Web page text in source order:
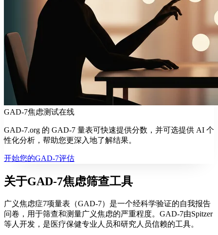
GAD-7焦虑测试在线
GAD-7.org 的 GAD-7 量表可快速提供分数，并可选提供 AI 个
性化分析，帮助您更深入地了解结果。
开始您的GAD-7评估
关于GAD-7焦虑筛查工具
广义焦虑症7项量表（GAD-7）是一个经科学验证的自我报告
问卷，用于筛查和测量广义焦虑的严重程度。GAD-7由Spitzer
等人开发，是医疗保健专业人员和研究人员信赖的工具。